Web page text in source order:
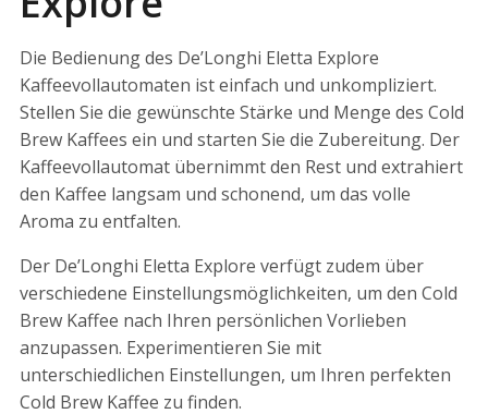
Die Bedienung des De’Longhi Eletta Explore
Kaffeevollautomaten ist einfach und unkompliziert.
Stellen Sie die gewünschte Stärke und Menge des Cold
Brew Kaffees ein und starten Sie die Zubereitung. Der
Kaffeevollautomat übernimmt den Rest und extrahiert
den Kaffee langsam und schonend, um das volle
Aroma zu entfalten.
Der De’Longhi Eletta Explore verfügt zudem über
verschiedene Einstellungsmöglichkeiten, um den Cold
Brew Kaffee nach Ihren persönlichen Vorlieben
anzupassen. Experimentieren Sie mit
unterschiedlichen Einstellungen, um Ihren perfekten
Cold Brew Kaffee zu finden.